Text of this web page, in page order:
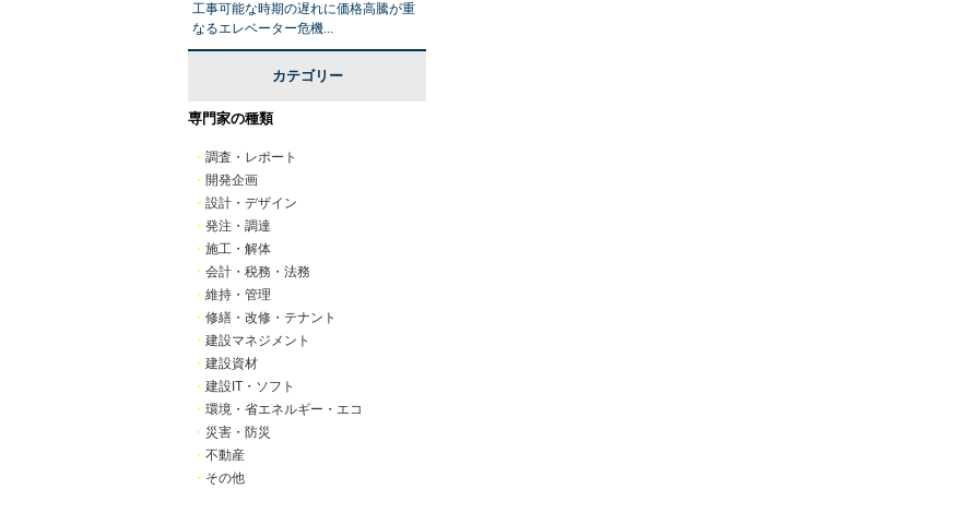
工事可能な時期の遅れに価格高騰が重
なるエレベーター危機...
カテゴリー
専門家の種類
・ 調査・レポート
・ 開発企画
・ 設計・デザイン
・ 発注・調達
・ 施工・解体
・ 会計・税務・法務
・ 維持・管理
・ 修繕・改修・テナント
・ 建設マネジメント
・ 建設資材
・ 建設IT・ソフト
・ 環境・省エネルギー・エコ
・ 災害・防災
・ 不動産
・ その他